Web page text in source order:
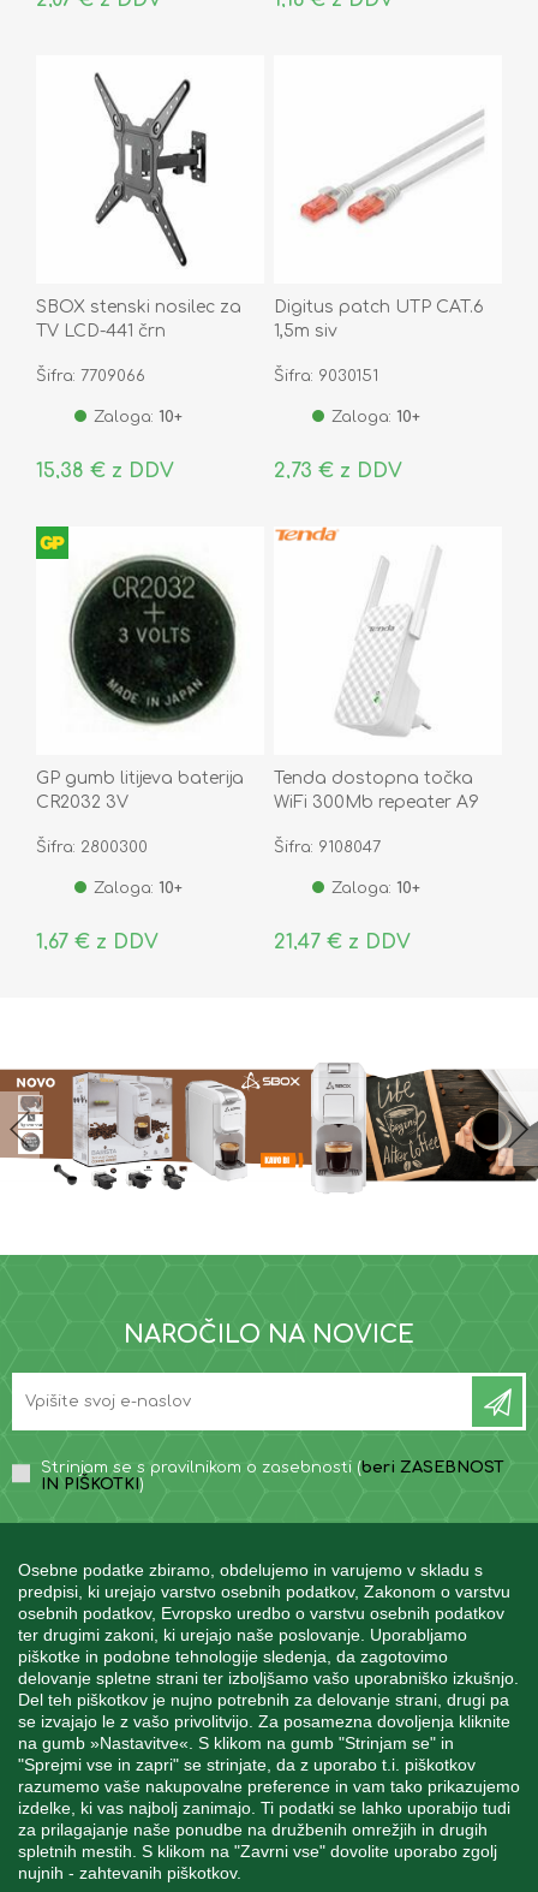
Osebne podatke zbiramo, obdelujemo in varujemo v skladu s
predpisi, ki urejajo varstvo osebnih podatkov, Zakonom o varstvu
osebnih podatkov, Evropsko uredbo o varstvu osebnih podatkov
ter drugimi zakoni, ki urejajo naše poslovanje. Uporabljamo
piškotke in podobne tehnologije sledenja, da zagotovimo
delovanje spletne strani ter izboljšamo vašo uporabniško izkušnjo.
Del teh piškotkov je nujno potrebnih za delovanje strani, drugi pa
se izvajajo le z vašo privolitvijo. Za posamezna dovoljenja kliknite
na gumb »Nastavitve«. S klikom na gumb "Strinjam se" in
"Sprejmi vse in zapri" se strinjate, da z uporabo t.i. piškotkov
razumemo vaše nakupovalne preference in vam tako prikazujemo
izdelke, ki vas najbolj zanimajo. Ti podatki se lahko uporabijo tudi
za prilagajanje naše ponudbe na družbenih omrežjih in drugih
spletnih mestih. S klikom na "Zavrni vse" dovolite uporabo zgolj
nujnih - zahtevanih piškotkov.
SBOX stenski nosilec za
TV LCD-441 črn
Šifra: 7709066
Zaloga: 10+
15,38 € z DDV
Digitus patch UTP CAT.6
1,5m siv
Šifra: 9030151
Zaloga: 10+
2,73 € z DDV
GP gumb litijeva baterija
CR2032 3V
Šifra: 2800300
Zaloga: 10+
1,67 € z DDV
Tenda dostopna točka
WiFi 300Mb repeater A9
Šifra: 9108047
Zaloga: 10+
21,47 € z DDV
NAROČILO NA NOVICE
Strinjam se s pravilnikom o zasebnosti (beri ZASEBNOST
IN PIŠKOTKI )
INFORMACIJE
MOJ RAČUN
STORITEV ZA STRANKE
SPREMLJAJTE NAS